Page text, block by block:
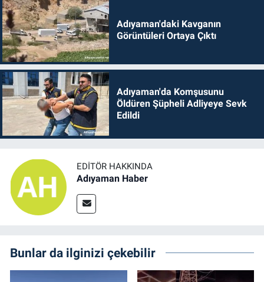
Adıyaman'daki Kavganın
Görüntüleri Ortaya Çıktı
Adıyaman'da Komşusunu
Öldüren Şüpheli Adliyeye Sevk
Edildi
EDITÖR HAKKINDA
Adıyaman Haber
Bunlar da ilginizi çekebilir